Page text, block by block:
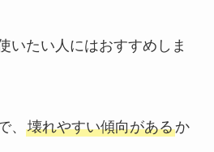
いたい人にはおすすめしま
、 壊れやすい傾向があるか